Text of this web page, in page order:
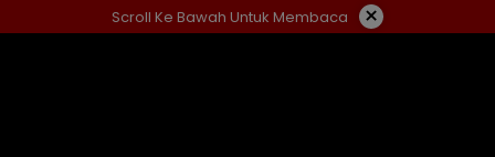
ke
Scroll Ke Bawah Untuk Membaca ×